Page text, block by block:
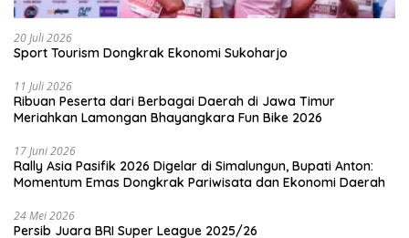
20 Juli 2026
Sport Tourism Dongkrak Ekonomi Sukoharjo
11 Juli 2026
Ribuan Peserta dari Berbagai Daerah di Jawa Timur
Meriahkan Lamongan Bhayangkara Fun Bike 2026
17 Juni 2026
Rally Asia Pasifik 2026 Digelar di Simalungun, Bupati Anton:
Momentum Emas Dongkrak Pariwisata dan Ekonomi Daerah
24 Mei 2026
Persib Juara BRI Super League 2025/26